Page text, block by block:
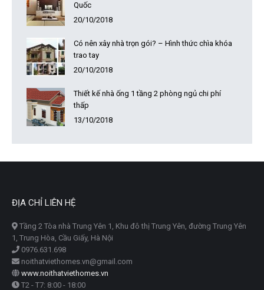
Quốc
20/10/2018
Có nên xây nhà trọn gói? – Hình thức chìa khóa
trao tay
20/10/2018
Thiết kế nhà ống 1 tầng 2 phòng ngủ chi phí
thấp
13/10/2018
ĐỊA CHỈ LIÊN HỆ
Tầng 2 Tòa nhà Trung Yên 1, Khu đô thị Trung Yên, đường Trung Yên
1, Trung Hòa, Cầu Giấy, Hà Nội
0976.631.698
noithatviethomes.vn@gmail.com
www.noithatviethomes.vn
T2 - T7: 8:00 - 18:00